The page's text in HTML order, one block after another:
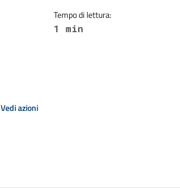
Tempo di lettura:
1 min
Vedi azioni